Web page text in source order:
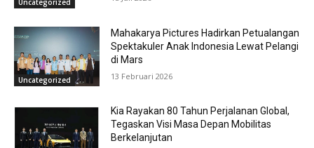
Uncategorized
Uncategorized
Mahakarya Pictures Hadirkan Petualangan
Spektakuler Anak Indonesia Lewat Pelangi
di Mars
13 Februari 2026
Kia Rayakan 80 Tahun Perjalanan Global,
Tegaskan Visi Masa Depan Mobilitas
Berkelanjutan